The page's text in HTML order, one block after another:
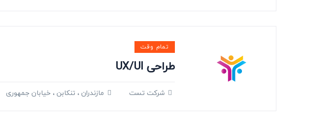
تمام وقت
طراحی UX/UI
شرکت تست مازندران ، تنکابن ، خیابان جمهوری